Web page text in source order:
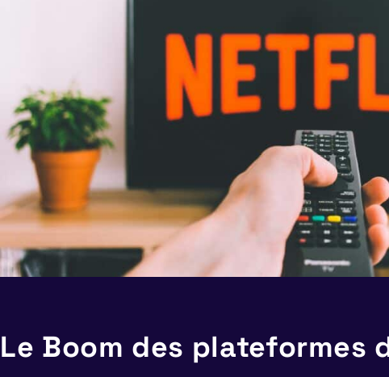
Le Boom des plateformes